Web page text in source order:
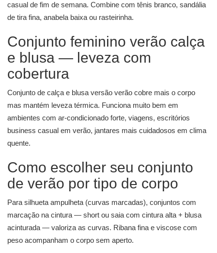
casual de fim de semana. Combine com tênis branco, sandália
de tira fina, anabela baixa ou rasteirinha.
Conjunto feminino verão calça
e blusa — leveza com
cobertura
Conjunto de calça e blusa versão verão cobre mais o corpo
mas mantém leveza térmica. Funciona muito bem em
ambientes com ar-condicionado forte, viagens, escritórios
business casual em verão, jantares mais cuidadosos em clima
quente.
Como escolher seu conjunto
de verão por tipo de corpo
Para silhueta ampulheta (curvas marcadas), conjuntos com
marcação na cintura — short ou saia com cintura alta + blusa
acinturada — valoriza as curvas. Ribana fina e viscose com
peso acompanham o corpo sem aperto.